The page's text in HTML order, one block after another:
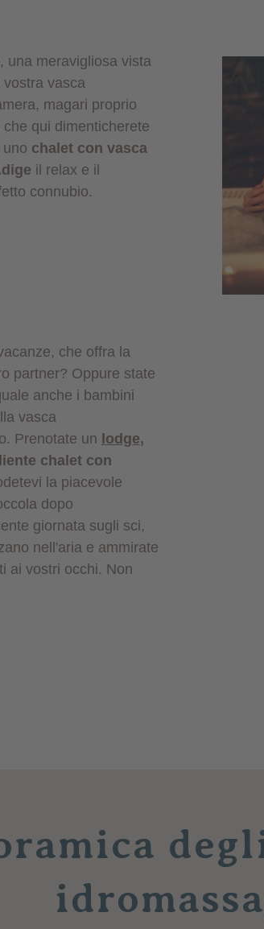
una meravigliosa vista
vasca
magari proprio
qui dimenticherete
uno chalet con vasca
il relax e il
connubio.
che offra la
partner? Oppure state
anche i bambini
vasca
Prenotate un lodge,
chalet con
la piacevole
dopo
giornata sugli sci,
nell'aria e ammirate
ai vostri occhi. Non